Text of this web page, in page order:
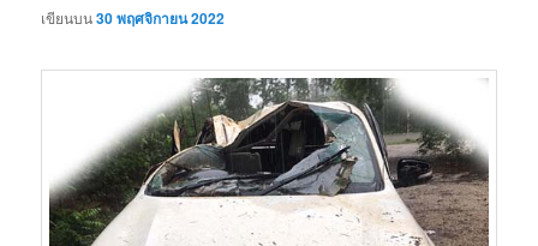
เขียนบน30 พฤศจิกายน 2022